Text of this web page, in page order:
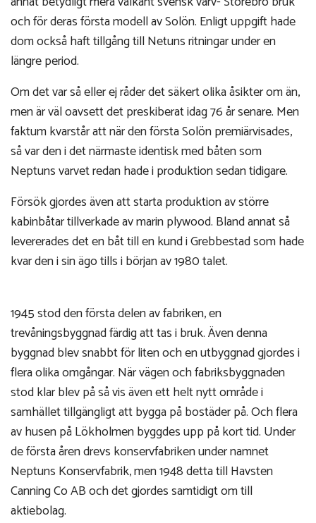
och för deras första modell av Solön. Enligt uppgift hade
dom också haft tillgång till Netuns ritningar under en
längre period.
Om det var så eller ej råder det säkert olika åsikter om än,
men är väl oavsett det preskiberat idag 76 år senare. Men
faktum kvarstår att när den första Solön premiärvisades,
så var den i det närmaste identisk med båten som
Neptuns varvet redan hade i produktion sedan tidigare.
Försök gjordes även att starta produktion av större
kabinbåtar tillverkade av marin plywood. Bland annat så
levererades det en båt till en kund i Grebbestad som hade
kvar den i sin ägo tills i början av 1980 talet.
1945 stod den första delen av fabriken, en
trevåningsbyggnad färdig att tas i bruk. Även denna
byggnad blev snabbt för liten och en utbyggnad gjordes i
flera olika omgångar. När vägen och fabriksbyggnaden
stod klar blev på så vis även ett helt nytt område i
samhället tillgängligt att bygga på bostäder på. Och flera
av husen på Lökholmen byggdes upp på kort tid. Under
de första åren drevs konservfabriken under namnet
Neptuns Konservfabrik, men 1948 detta till Havsten
Canning Co AB och det gjordes samtidigt om till
aktiebolag.